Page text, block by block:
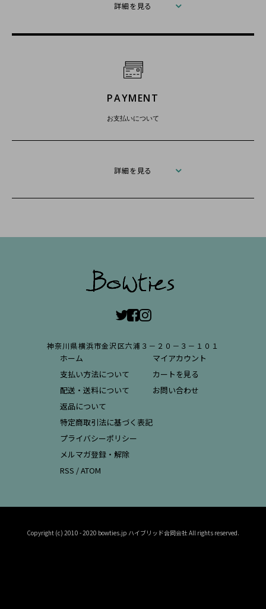
詳細を見る
PAYMENT
お支払いについて
詳細を見る
神奈川県横浜市金沢区六浦３－２０－３－１０１
ホーム
支払い方法について
配送・送料について
返品について
特定商取引法に基づく表記
プライバシーポリシー
メルマガ登録・解除
RSS /ATOM
マイアカウント
カートを見る
お問い合わせ
Copyright (c) 2010 - 2020 bowties.jp ハイブリッド合同会社 All rights reserved.